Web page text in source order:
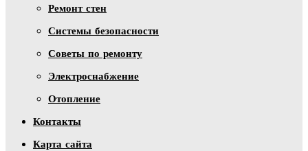
Ремонт стен
Системы безопасности
Советы по ремонту
Электроснабжение
Отопление
Контакты
Карта сайта